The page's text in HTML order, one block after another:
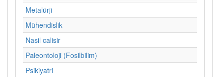
Metalürji
Mühendislik
Nasil calisir
Paleontoloji (Fosilbilim)
Psikiyatri